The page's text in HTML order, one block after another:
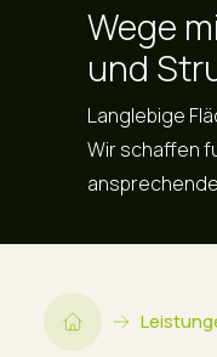
Wege
und
Langlebige
Wir schaffen